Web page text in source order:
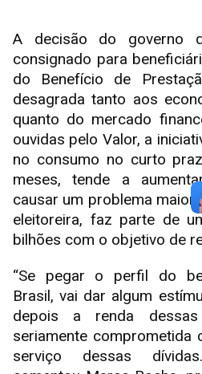
A decisão do governo
consignado para
do Benefício de
desagrada tanto aos
quanto do mercado
ouvidas pelo Valor, a
no consumo no curto
meses, tende a
causar um problema
eleitoreira, faz parte de
bilhões com o objetivo de
“Se pegar o perfil do
Brasil, vai dar algum
depois a renda
seriamente comprometida
serviço dessas